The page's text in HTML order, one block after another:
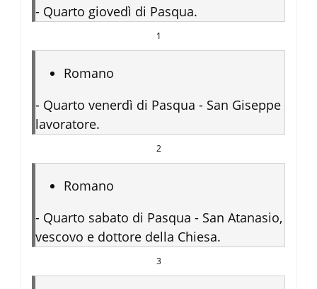
- Quarto giovedì di Pasqua.
1
Romano
- Quarto venerdì di Pasqua - San Giseppe
lavoratore.
2
Romano
- Quarto sabato di Pasqua - San Atanasio,
vescovo e dottore della Chiesa.
3